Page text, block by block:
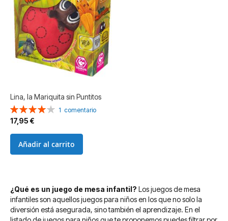
Lina, la Mariquita sin Puntitos
Valoración:
80%
1 comentario
17,95 €
Añadir al carrito
¿Qué es un juego de mesa infantil? Los juegos de mesa
infantiles son aquellos juegos para niños en los que no solo la
diversión está asegurada, sino también el aprendizaje. En el